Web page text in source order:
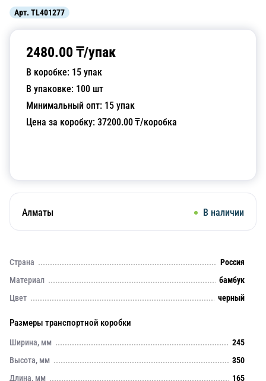
Арт. TL401277
2480.00 ₸/упак
В коробке: 15 упак
В упаковке: 100 шт
Минимальный опт: 15 упак
Цена за коробку: 37200.00₸/коробка
Алматы В наличии
Страна
Россия
Материал
бамбук
Цвет
черный
Размеры транспортной коробки
Ширина, мм
245
Высота, мм
350
Длина, мм
165